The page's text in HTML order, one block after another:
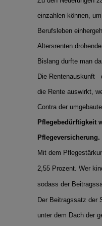
einzahlen können,
Berufsleben
Altersrenten
Bislang durfte man
Die Rentenauskunft
die Rente auswirkt,
Contra der
Pflegebedürftigkeit
Pflegeversicherung.
Mit dem
2,55 Prozent. Wer
sodass der
Der Beitragssatz der
unter dem Dach der